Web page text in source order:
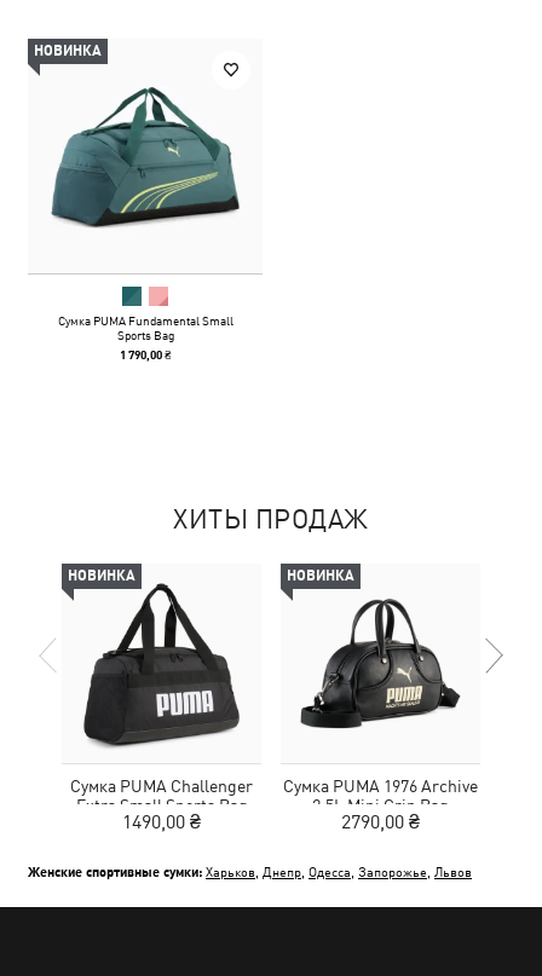
НОВИНКА
Сумка PUMA Fundamental Small
Sports Bag
1 790,00 ₴
ХИТЫ ПРОДАЖ
НОВИНКА
Сумка PUMA Challenger
Extra Small Sports Bag
1490,00 ₴
НОВИНКА
Сумка PUMA 1976 Archive
2.5L Mini Grip Bag
2790,00 ₴
Женские спортивные сумки: Харьков Днепр Одесса Запорожье Львов